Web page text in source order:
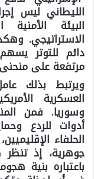
الليطاني ليس
البيئة
الاستراتيجي.
دائم للتوتر
مرتفعة على
ويرتبط بذلك
العسكرية
وسوريا. فمن
أدوات للردع
الحلفاء
جوهرية، إذ
باعتباره بنية